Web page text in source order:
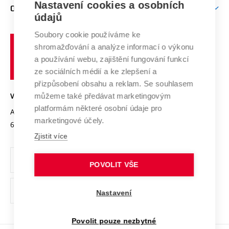
E-přihláška
Doktorské studium
Podpora podnikání
Mezinárodní vědecká rada
Systém zajišťování kvality výzkumu
Výzkumné infrastruktury
Transfer znalostí
Open Science
Projekty
Projekty ze strukturálních fondů
Specifický výzkum
Zahraniční spolupráce
Spolupráce se školami
Služby univerzity
Mezinárodní dohody
Univerzitní sítě
O UNIVERZITĚ
Profil univerzity
Udržitelná univerzita
Podnikavá univerzita / ContriBUTe
Bezpečná univerzita
Vyznamenání
Organizační struktura
Ochrana osobních údajů
odkaz)
učení
technické
VYSOKÉ UČENÍ TECHNICKÉ V BRNĚ
Antonínská 548/1
602 00 Brno
www.vut.cz
vut@vutbr.cz
Nastavení cookies a osobních
údajů
Soubory cookie používáme ke
shromažďování a analýze informací o výkonu
a používání webu, zajištění fungování funkcí
ze sociálních médií a ke zlepšení a
přizpůsobení obsahu a reklam. Se souhlasem
můžeme také předávat marketingovým
platformám některé osobní údaje pro
marketingové účely.
Zjistit více
POVOLIT VŠE
Nastavení
Povolit pouze nezbytné